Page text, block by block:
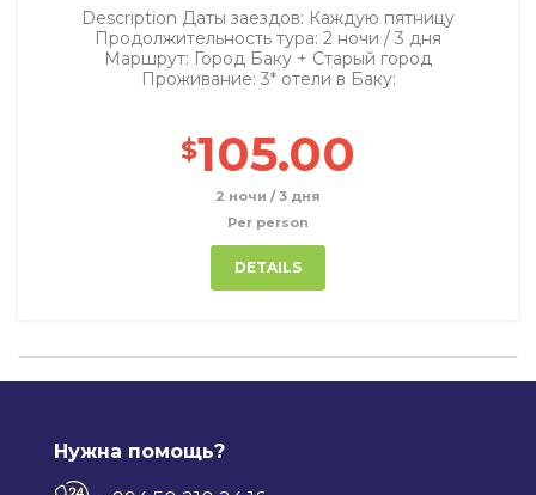
Description Даты заездов: Каждую пятницу
Продолжительность тура: 2 ночи / 3 дня
Маршрут: Город Баку + Старый город
Проживание: 3* отели в Баку:
$105.00
2 ночи / 3 дня
Per person
DETAILS
Нужна помощь?